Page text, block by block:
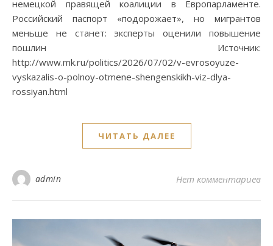
немецкой правящей коалиции в Европарламенте.
Российский паспорт «подорожает», но мигрантов
меньше не станет: эксперты оценили повышение
пошлин Источник:
http://www.mk.ru/politics/2026/07/02/v-evrosoyuze-
vyskazalis-o-polnoy-otmene-shengenskikh-viz-dlya-
rossiyan.html
ЧИТАТЬ ДАЛЕЕ
admin Нет комментариев